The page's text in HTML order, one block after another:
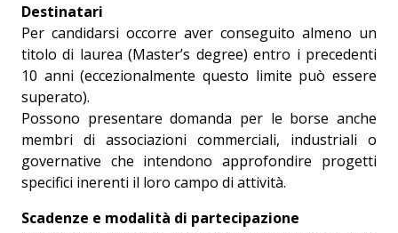
Destinatari
Per candidarsi occorre aver conseguito almeno un
titolo di laurea (Master’s degree) entro i precedenti
10 anni (eccezionalmente questo limite può essere
superato).
Possono presentare domanda per le borse anche
membri di associazioni commerciali, industriali o
governative che intendono approfondire progetti
specifici inerenti il loro campo di attività.
Scadenze e modalità di partecipazione